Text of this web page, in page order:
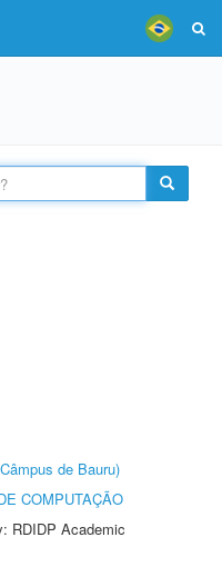
de Bauru)
COMPUTAÇÃO
RDIDP Academic